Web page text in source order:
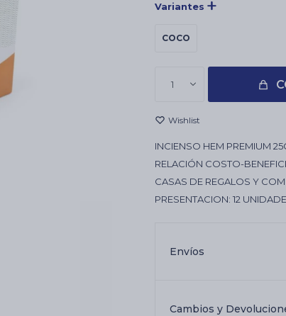
Variantes
COCO
1
INCIENSO HEM PREMIUM
RELACIÓN COSTO-
CASAS DE REGALOS Y
PRESENTACION: 12
Envíos
Cambios y